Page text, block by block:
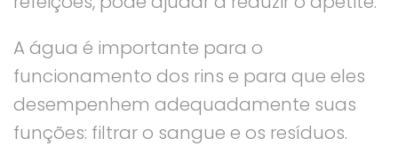
A água é importante para o
funcionamento dos rins e para que eles
desempenhem adequadamente suas
funções: filtrar o sangue e os resíduos.